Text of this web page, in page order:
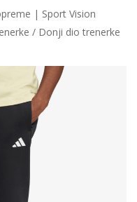
| Sport Vision
Donji dio trenerke